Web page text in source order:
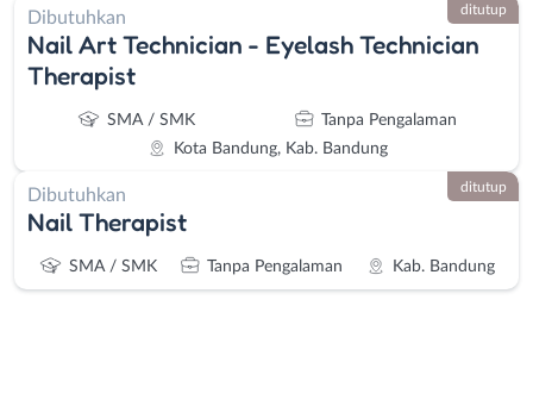
Dibutuhkan
Nail Art Technician - Eyelash Technician
Therapist
SMA / SMK
Tanpa Pengalaman
Kota Bandung, Kab. Bandung
ditutup
Dibutuhkan
Nail Therapist
SMA / SMK Tanpa Pengalaman Kab. Bandung
ditutup